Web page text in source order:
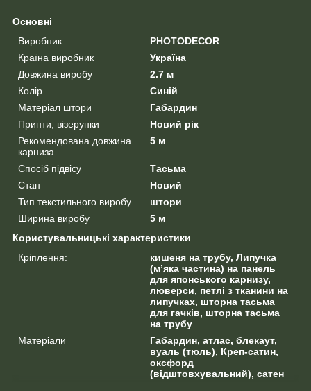
Основні
Виробник
PHOTODECOR
Країна виробник
Україна
Довжина виробу
2.7 м
Колір
Синій
Матеріал штори
Габардин
Принти, візерунки
Новий рік
Рекомендована довжина
карниза
5 м
Спосіб підвісу
Тасьма
Стан
Новий
Тип текстильного виробу
штори
Ширина виробу
5 м
Користувальницькі характеристики
Кріплення:
кишеня на трубу, Липучка
(м’яка частина) на панель
для японського карнизу,
люверси, петлі з тканини на
липучках, шторна тасьма
для гачків, шторна тасьма
на трубу
Матеріали
Габардин, атлас, блекаут,
вуаль (тюль), Креп-сатин,
оксфорд
(відштовхувальний), сатен